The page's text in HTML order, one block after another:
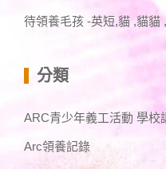
待領養毛孩 -英短,貓 ,貓貓
分類
ARC青少年義工活動 學校
Arc領養記錄